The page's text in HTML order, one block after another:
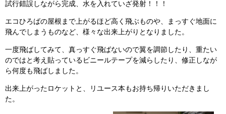
試行錯誤しながら完成、水を入れていざ発射！！！
エコひろばの屋根まで上がるほど高く飛ぶものや、まっすぐ地面に
飛んでしまうものなど、様々な出来上がりとなりました。
一度飛ばしてみて、真っすぐ飛ばないので翼を調節したり、重たい
のではと考え貼っているビニールテープを減らしたり、修正しなが
ら何度も飛ばしました。
出来上がったロケットと、リユース本もお持ち帰りいただきまし
た。